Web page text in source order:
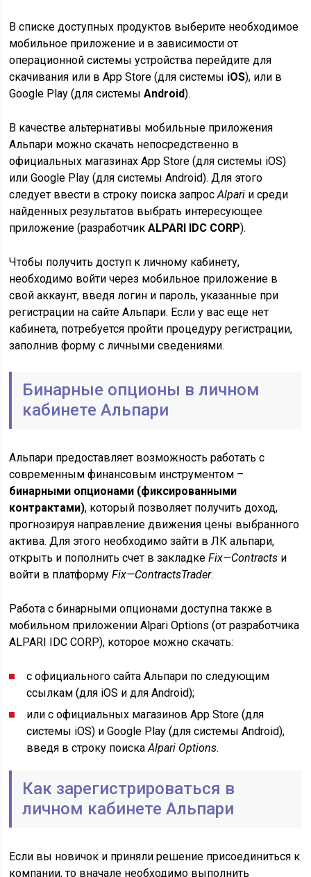
В списке доступных продуктов выберите необходимое
мобильное приложение и в зависимости от
операционной системы устройства перейдите для
скачивания или в App Store (для системы iOS), или в
Google Play (для системыAndroid).
В качестве альтернативы мобильные приложения
Альпари можно скачать непосредственно в
официальных магазинах App Store (для системы iOS)
или Google Play (для системы Android). Для этого
следует ввести в строку поиска запросAlpari и среди
найденных результатов выбрать интересующее
приложение (разработчикALPARI IDC CORP).
Чтобы получить доступ к личному кабинету,
необходимо войти через мобильное приложение в
свой аккаунт, введя логин и пароль, указанные при
регистрации на сайте Альпари. Если у вас еще нет
кабинета, потребуется пройти процедуру регистрации,
заполнив форму с личными сведениями.
Бинарные опционы в личном
кабинете Альпари
Альпари предоставляет возможность работать с
современным финансовым инструментом –
бинарными опционами (фиксированными
контрактами), который позволяет получить доход,
прогнозируя направление движения цены выбранного
актива. Для этого необходимо зайти в ЛК альпари,
открыть и пополнить счет в закладкеFix—Contracts и
войти в платформуFix—ContractsTrader.
Работа с бинарными опционами доступна также в
мобильном приложении Alpari Options (от разработчика
ALPARI IDC CORP), которое можно скачать:
с официального сайта Альпари по следующим
ссылкам (для iOS и для Android);
или с официальных магазинов App Store (для
системы iOS) и Google Play (для системы Android),
введя в строку поискаAlpari Options.
Как зарегистрироваться в
личном кабинете Альпари
Если вы новичок и приняли решение присоединиться к
компании, то вначале необходимо выполнить